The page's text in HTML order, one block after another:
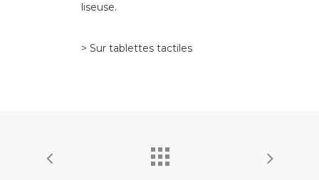
liseuse.
> Sur tablettes tactiles